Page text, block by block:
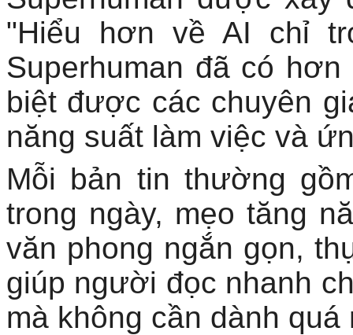
"Hiểu hơn về AI chỉ
Superhuman đã có
biệt được các chuyên
năng suất làm việc và
Mỗi bản tin thường
trong ngày, mẹo tăng
văn phong ngắn gọn,
giúp người đọc nhanh
mà không cần dành